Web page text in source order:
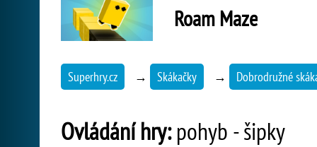
Roam Maze
Superhry.cz → Skákačky → Dobrodružné
Ovládání hry:pohyb - šipky